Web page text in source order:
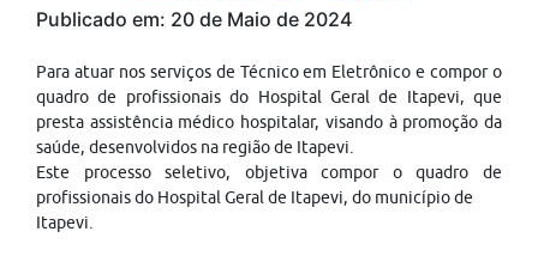
Publicado em: 20 de Maio de 2024
Para atuar nos serviços de Técnico em Eletrônico e compor o
quadro de profissionais do Hospital Geral de Itapevi, que
presta assistência médico hospitalar, visando à promoção da
saúde, desenvolvidos na região de Itapevi.
Este processo seletivo, objetiva compor o quadro de
profissionais do Hospital Geral de Itapevi, do município de
Itapevi.